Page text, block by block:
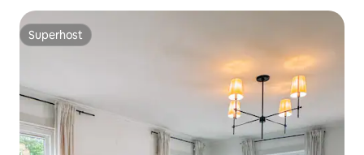
Superhost
Superhost